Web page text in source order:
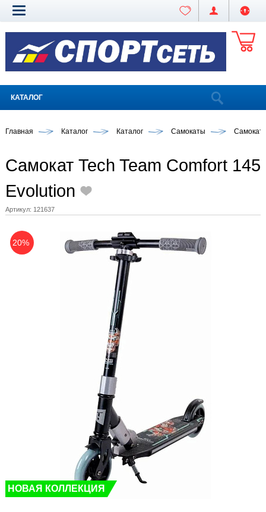
КАТАЛОГ
Главная Каталог Каталог Самокаты
Самокат Tech Team Comfort 145
Evolution
Артикул: 121637
20%
НОВАЯ КОЛЛЕКЦИЯ